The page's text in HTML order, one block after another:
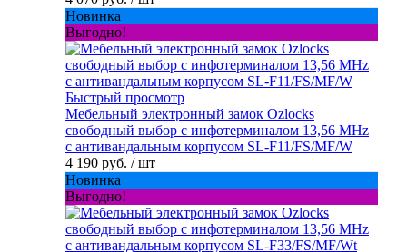
Новинка
Выгодно!
Быстрый просмотр
Мебельный электронный замок Ozlocks
свободный выбор с инфотерминалом 13,56 MHz
с антивандальным корпусом SL-F11/FS/MF/W
4 190 руб. / шт
Новинка
Выгодно!